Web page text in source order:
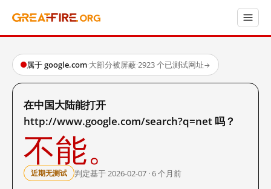
属于 google.com·大部分被屏蔽·2923 个已测试网址→
在中国大陆能打开
http://www.google.com/search?q=net 吗？
不能。
近期无测试 判定基于 2026-02-07 · 6 个月前